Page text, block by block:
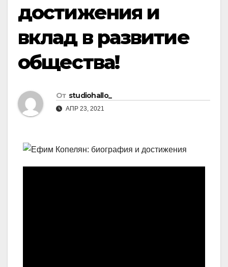
достижения и
вклад в развитие
общества!
От studiohallo_
АПР 23, 2021